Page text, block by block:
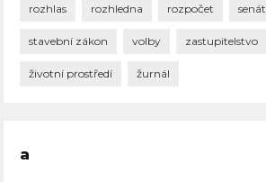
rozhlas rozhledna rozpočet senát
stavební zákon volby zastupitelstvo
životní prostředí žurnál
a